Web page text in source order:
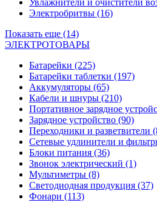
Увлажнители и очистители
Электробритвы (16)
Показать еще (14)
ЭЛЕКТРОТОВАРЫ
Батарейки (225)
Батарейки таблетки (197)
Аккумуляторы (65)
Кабели и шнуры (210)
Портативное зарядное
Зарядное устройство (90)
Переходники и разветвители
Сетевые удлинители и
Блоки питания (36)
Звонок электрический (1)
Мультиметры (8)
Светодиодная продукция (37)
Фонари (113)